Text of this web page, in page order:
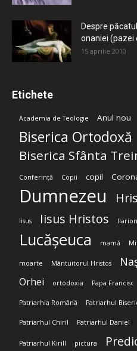
Despre
onaniei (pazei
15 aprilie 2010
Etichete
Academia de Teologie Anul nou
Biserica Ortodoxă
Biserica Sfânta
Conferință Copii copil
Dumnezeu
Iisus Iisus Hristos
Lucășeuca mamă
moarte Mântuitorul Hristos
Orhei ortodoxia Papa Francisc
Patriarhia Română Patriarhul
Patriarhul Chiril Patriarhul Daniel
Patriarhul Kirill pictura